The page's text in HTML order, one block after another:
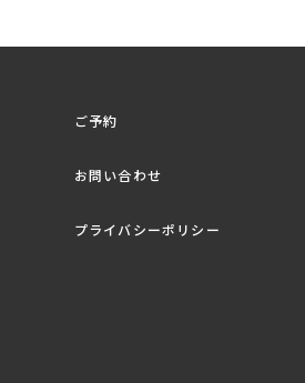
ご予約
お問い合わせ
プライバシーポリシー